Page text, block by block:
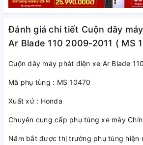
Đánh giá chi tiết Cuộn dây
Ar Blade 110 2009-2011 ( MS
Cuộn dây máy phát điện xe Ar Blade
Mã phụ tùng : MS 10470
Xuất xứ : Honda
Chuyên cung cấp phụ tùng xe máy
Nắm bắt được thị trường phụ tùng hiện